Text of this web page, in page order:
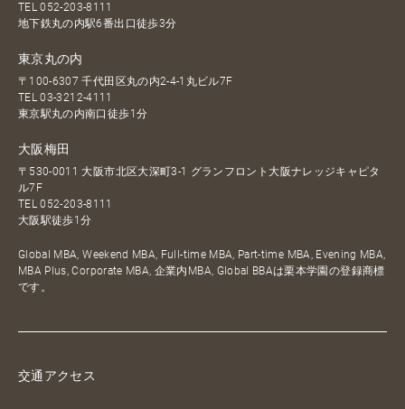
TEL052-203-8111
地下鉄丸の内駅6番出口徒歩3分
東京丸の内
〒100-6307 千代田区丸の内2-4-1丸ビル7F
TEL03-3212-4111
東京駅丸の内南口徒歩1分
大阪梅田
〒530-0011 大阪市北区大深町3-1 グランフロント大阪ナレッジキャピタ
ル7F
TEL052-203-8111
大阪駅徒歩1分
Global MBA, Weekend MBA, Full-time MBA, Part-time MBA, Evening MBA,
MBA Plus, Corporate MBA, 企業内MBA, Global BBAは栗本学園の登録商標
です。
交通アクセス